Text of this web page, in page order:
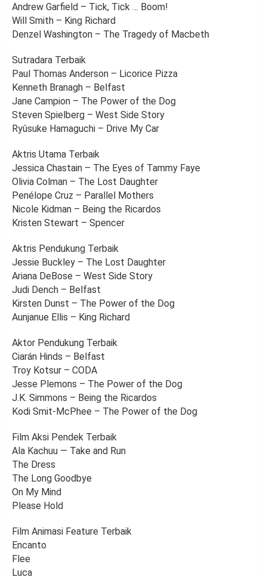
Andrew Garfield – Tick, Tick … Boom!
Will Smith – King Richard
Denzel Washington – The Tragedy of Macbeth
Sutradara Terbaik
Paul Thomas Anderson – Licorice Pizza
Kenneth Branagh – Belfast
Jane Campion – The Power of the Dog
Steven Spielberg – West Side Story
Ryûsuke Hamaguchi – Drive My Car
Aktris Utama Terbaik
Jessica Chastain – The Eyes of Tammy Faye
Olivia Colman – The Lost Daughter
Penélope Cruz – Parallel Mothers
Nicole Kidman – Being the Ricardos
Kristen Stewart – Spencer
Aktris Pendukung Terbaik
Jessie Buckley – The Lost Daughter
Ariana DeBose – West Side Story
Judi Dench – Belfast
Kirsten Dunst – The Power of the Dog
Aunjanue Ellis – King Richard
Aktor Pendukung Terbaik
Ciarán Hinds – Belfast
Troy Kotsur – CODA
Jesse Plemons – The Power of the Dog
J.K. Simmons – Being the Ricardos
Kodi Smit-McPhee – The Power of the Dog
Film Aksi Pendek Terbaik
Ala Kachuu — Take and Run
The Dress
The Long Goodbye
On My Mind
Please Hold
Film Animasi Feature Terbaik
Encanto
Flee
Luca